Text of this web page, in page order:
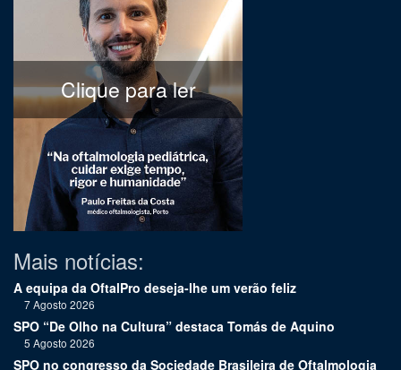
Clique para ler
Mais notícias:
A equipa da OftalPro deseja-lhe um verão feliz
7 Agosto 2026
SPO “De Olho na Cultura” destaca Tomás de Aquino
5 Agosto 2026
SPO no congresso da Sociedade Brasileira de Oftalmologia